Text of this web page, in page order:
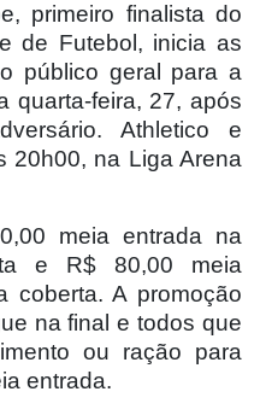
primeiro finalista do
de Futebol, inicia as
público geral para a
quarta-feira, 27, após
Athletico e
20h00, na Liga Arena
meia entrada na
e R$ 80,00 meia
coberta. A promoção
na final e todos que
ou ração para
entrada.